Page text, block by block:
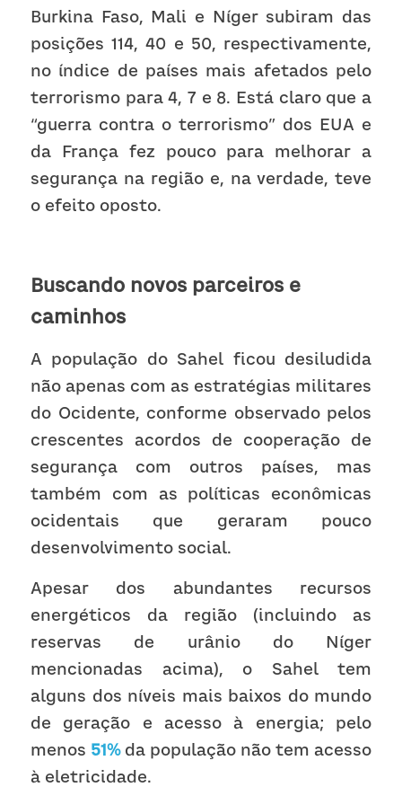
Burkina Faso, Mali e Níger subiram das
posições 114, 40 e 50, respectivamente,
no índice de países mais afetados pelo
terrorismo para 4, 7 e 8. Está claro que a
“guerra contra o terrorismo” dos EUA e
da França fez pouco para melhorar a
segurança na região e, na verdade, teve
o efeito oposto.
Buscando novos parceiros e
caminhos
A população do Sahel ficou desiludida
não apenas com as estratégias militares
do Ocidente, conforme observado pelos
crescentes acordos de cooperação de
segurança com outros países, mas
também com as políticas econômicas
ocidentais que geraram pouco
desenvolvimento social.
Apesar dos abundantes recursos
energéticos da região (incluindo as
reservas de urânio do Níger
mencionadas acima), o Sahel tem
alguns dos níveis mais baixos do mundo
de geração e acesso à energia; pelo
menos 51% da população não tem acesso
à eletricidade.